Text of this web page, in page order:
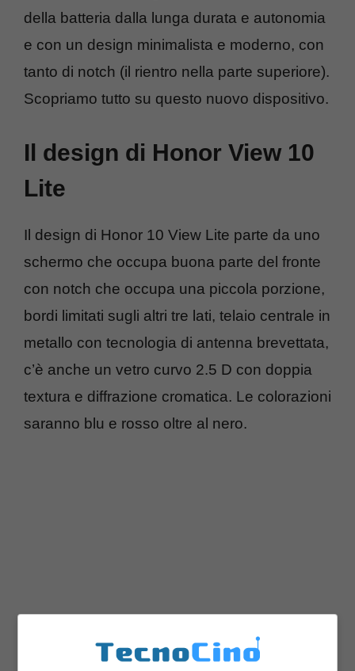
della batteria dalla lunga durata e autonomia
e con un design minimalista e moderno, con
tanto di notch (il rientro nella parte superiore).
Scopriamo tutto su questo nuovo dispositivo.
Il design di Honor View 10
Lite
Il design di Honor 10 View Lite parte da uno
schermo che occupa buona parte del fronte
con notch che occupa una piccola porzione,
bordi limitati sugli altri tre lati, telaio centrale in
metallo con tecnologia di antenna brevettata,
c’è anche un vetro curvo 2.5 D con doppia
textura e diffrazione cromatica. Le colorazioni
saranno blu e rosso oltre al nero.